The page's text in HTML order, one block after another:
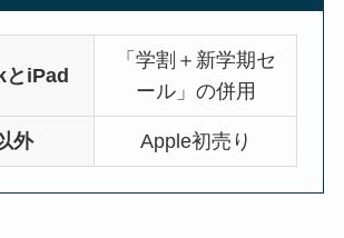
iPad
「学割＋新学期セ
ール」の併用
外 Apple初売り